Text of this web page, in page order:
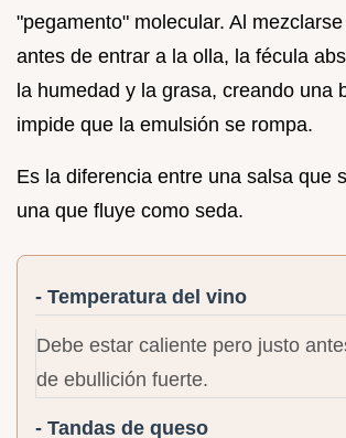
"pegamento" molecular. Al
antes de entrar a la olla, la fécula
la humedad y la grasa, creando una
impide que la emulsión se rompa.
Es la diferencia entre una salsa que
una que fluye como seda.
- Temperatura del vino
Debe estar caliente pero justo
de ebullición fuerte.
- Tandas de queso